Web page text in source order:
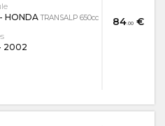
84.00 €
HONDATRANSALP 650cc
2002